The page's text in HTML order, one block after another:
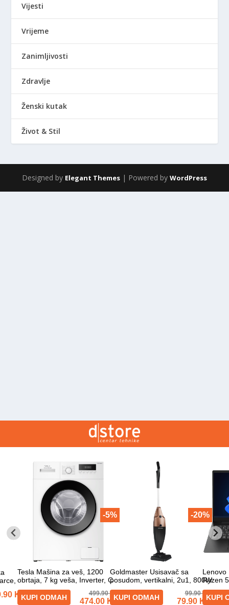
Vijesti
Vrijeme
Zanimljivosti
Zdravlje
Ženski kutak
Život & Stil
Designed by Elegant Themes | Powered by WordPress